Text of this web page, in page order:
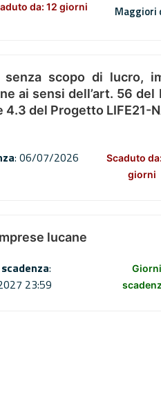
da: 12 giorni
scopo di lucro,
sensi dell’art. 56 del
del Progetto LIFE21-
: 06/07/2026
Scaduto
giorni
lucane
:
23:59